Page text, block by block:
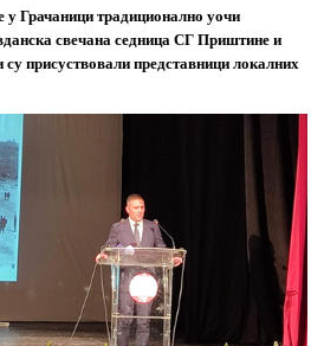
Грачаници традиционално уочи
свечана седница СГ Приштине и
присуствовали представници локалних